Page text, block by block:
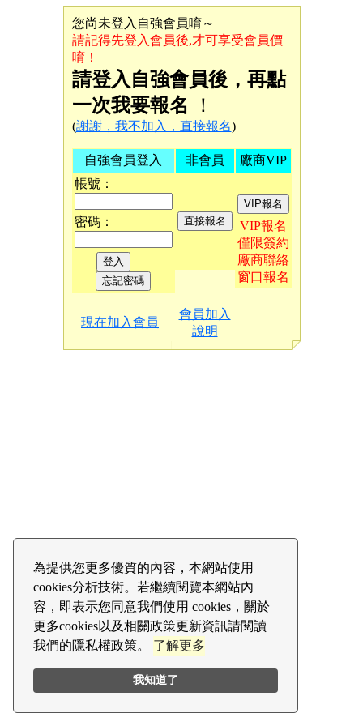
為提供您更多優質的內容，本網站使用
cookies分析技術。若繼續閱覽本網站內
容，即表示您同意我們使用 cookies，關於
更多cookies以及相關政策更新資訊請閱讀
我們的隱私權政策。 了解更多
我知道了
您尚未登入自強會員唷～
請記得先登入會員後,才可享受會員價
唷！
請登入自強會員後，再點
一次我要報名 ！
(謝謝，我不加入，直接報名)
自強會員登入
帳號：
密碼：
非會員 廠商VIP
VIP報名
僅限簽約
廠商聯絡
窗口報名
現在加入會員
會員加入
說明